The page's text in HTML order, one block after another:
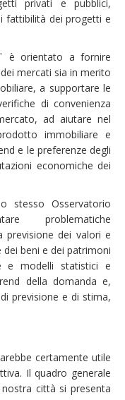
privati e pubblici,
fattibilità dei progetti e
è orientato a fornire
mercati sia in merito
a supportare le
di convenienza
ad aiutare nel
immobiliare e
e le preferenze degli
economiche dei
stesso Osservatorio
problematiche
previsione dei valori e
beni e dei patrimoni
e modelli statistici e
della domanda e,
previsione e di stima,
certamente utile
Il quadro generale
città si presenta